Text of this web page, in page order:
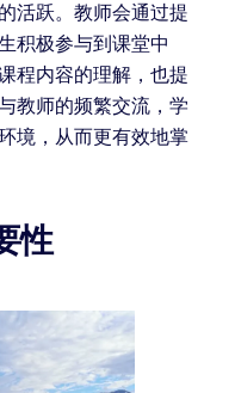
活跃。教师会通过提
积极参与到课堂中
程内容的理解，也提
教师的频繁交流，学
境，从而更有效地掌
性